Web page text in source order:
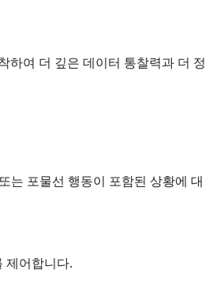
하여 더 깊은 데이터 통찰력과 더 정
는 포물선 행동이 포함된 상황에 대
제어합니다.